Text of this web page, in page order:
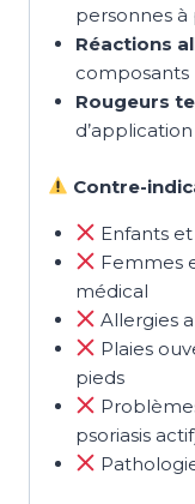
personnes à
Réactions
composants
Rougeurs
d’application
Contre-
Enfants
Femmes
médical
Allergies
Plaies
pieds
psoriasis